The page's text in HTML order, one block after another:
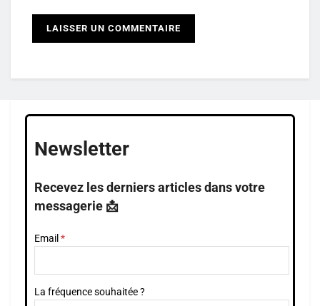
Newsletter
Recevez les derniers articles dans votre
messagerie 📩
Email
La fréquence souhaitée ?